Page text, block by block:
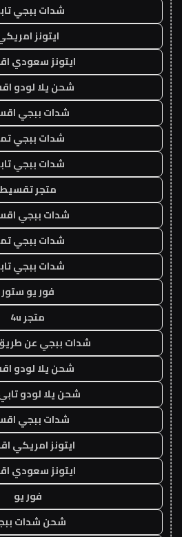
شدات ببجي
ايتونز
ايتونز سعودي
شحن يلا لودو
شدات ببجي
شدات ببجي
شدات ببجي
متجر تقسيط
شدات ببجي
شدات ببجي
شدات ببجي
فور يو ستور
متجر 4u
شدات ببجي عن
شحن يلا لودو
شحن يلا لودو
شدات ببجي
ايتونز امريكي
ايتونز سعودي
فور يو
شحن شدات